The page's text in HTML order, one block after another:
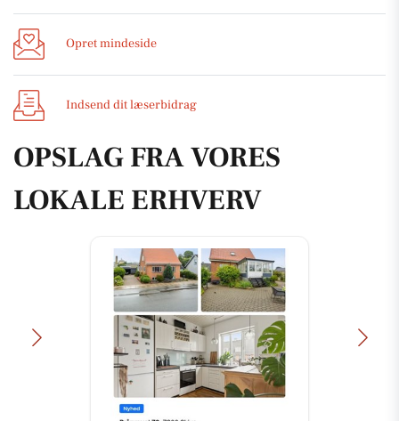
Opret mindeside
Indsend dit læserbidrag
OPSLAG FRA VORES
LOKALE ERHVERV